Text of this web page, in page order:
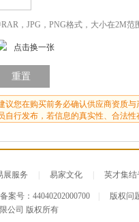
，JPG，PNG格式，大小在2M范
点击换一张
您在购买前务必确认供应商资质与
行发布，若信息的真实性、合法性
展服务 易家文化 英才集结
案号： 44040202000700
版权问
公司 版权所有